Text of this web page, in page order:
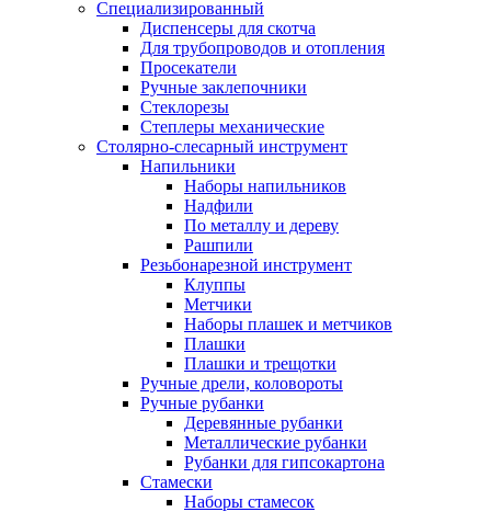
Специализированный
Диспенсеры для скотча
Для трубопроводов и отопления
Просекатели
Ручные заклепочники
Стеклорезы
Степлеры механические
Столярно-слесарный инструмент
Напильники
Наборы напильников
Надфили
По металлу и дереву
Рашпили
Резьбонарезной инструмент
Клуппы
Метчики
Наборы плашек и метчиков
Плашки
Плашки и трещотки
Ручные дрели, коловороты
Ручные рубанки
Деревянные рубанки
Металлические рубанки
Рубанки для гипсокартона
Стамески
Наборы стамесок